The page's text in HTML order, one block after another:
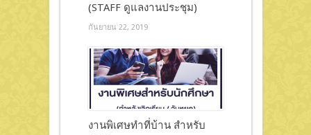
(STAFF ดูแลงานประชุม)
กันยายน 22, 2019
งานพิเศษทำที่บ้าน สำหรับ